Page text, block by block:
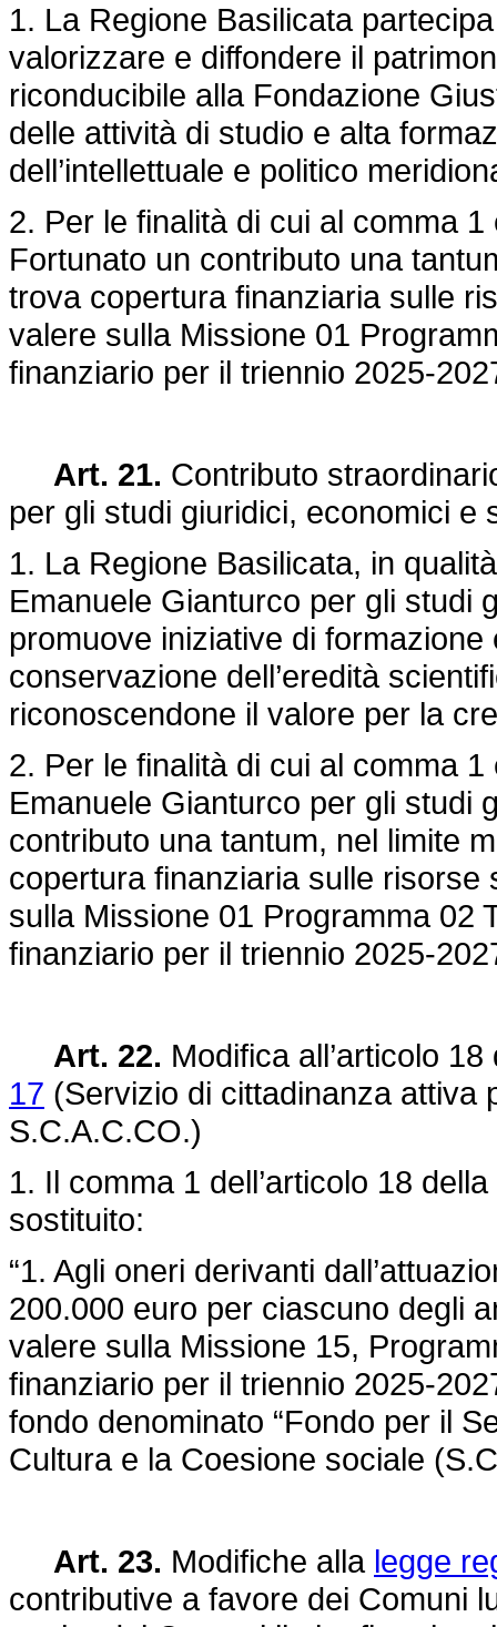
1. La Regione Basilicata
valorizzare e diffondere il
riconducibile alla Fondazione
delle attività di studio e alta
dell’intellettuale e politico
2. Per le finalità di cui al comma
Fortunato un contributo una
trova copertura finanziaria sulle
valere sulla Missione 01
finanziario per il triennio 2025-
Art. 21. Contributo
per gli studi giuridici, economici e
1. La Regione Basilicata, in
Emanuele Gianturco per gli studi
promuove iniziative di
conservazione dell’eredità
riconoscendone il valore per la
2. Per le finalità di cui al comma
Emanuele Gianturco per gli studi
contributo una tantum, nel limite
copertura finanziaria sulle risorse
sulla Missione 01 Programma 02
finanziario per il triennio 2025-
Art. 22. Modifica all’articolo
17 (Servizio di cittadinanza attiva
S.C.A.C.CO.)
1. Il comma 1 dell’articolo 18 della
sostituito:
“1. Agli oneri derivanti
200.000 euro per ciascuno degli
valere sulla Missione 15,
finanziario per il triennio 2025-
fondo denominato “Fondo per il
Cultura e la Coesione sociale
Art. 23. Modifiche alla legge
contributive a favore dei Comuni